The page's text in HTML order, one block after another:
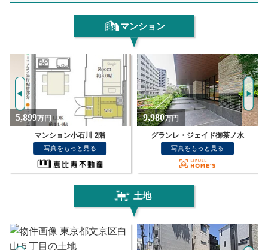
NEW!
マンション
9,980万円
グランレ・ジェイド御茶ノ水
写真をもっと見る
19,800万円
インプレスト文京東大前
写真をもっと見る
土地